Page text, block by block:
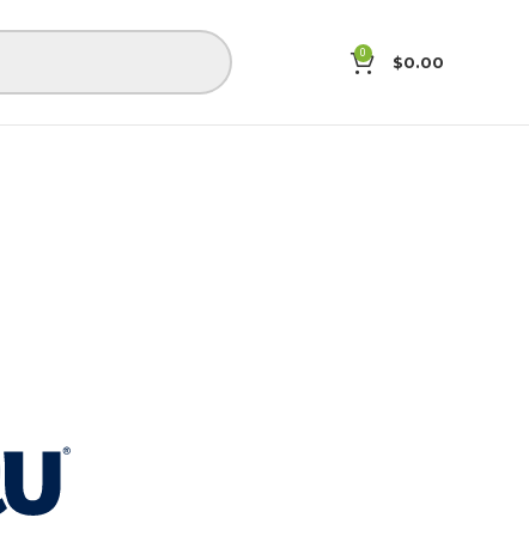
0 $0.00